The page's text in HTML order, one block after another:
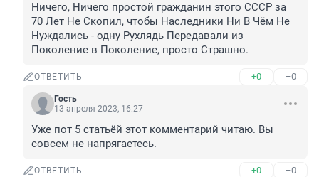
Ничего, Ничего простой гражданин этого СССР за
70 Лет Не Скопил, чтобы Наследники Ни В Чём Не
Нуждались - одну Рухлядь Передавали из
Поколение в Поколение, просто Страшно.
ОТВЕТИТЬ +0 –0
Гость
13 апреля 2023, 16:27
Уже пот 5 статьёй этот комментарий читаю. Вы
совсем не напрягаетесь.
ОТВЕТИТЬ +0 –0